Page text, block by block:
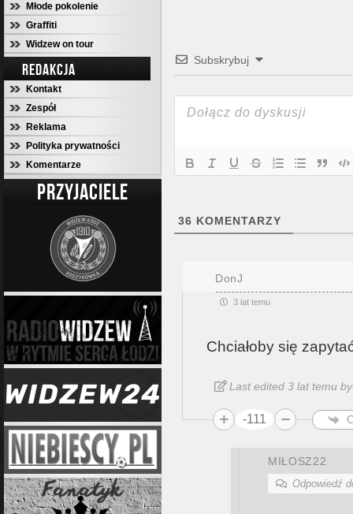
Młode pokolenie
Graffiti
Widzew on tour
REDAKCJA
Kontakt
Zespół
Reklama
Polityka prywatności
Komentarze
PRZYJACIELE
Subskrybuj
36 KOMENTARZY
DonJ
3 lat temu
Chciałoby się
Last edited 3 lat temu
-111
MIŁOSZ22
Odpowiedź